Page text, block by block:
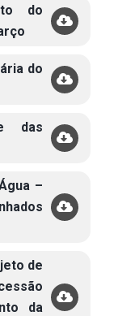
do
do
das
–
de
da